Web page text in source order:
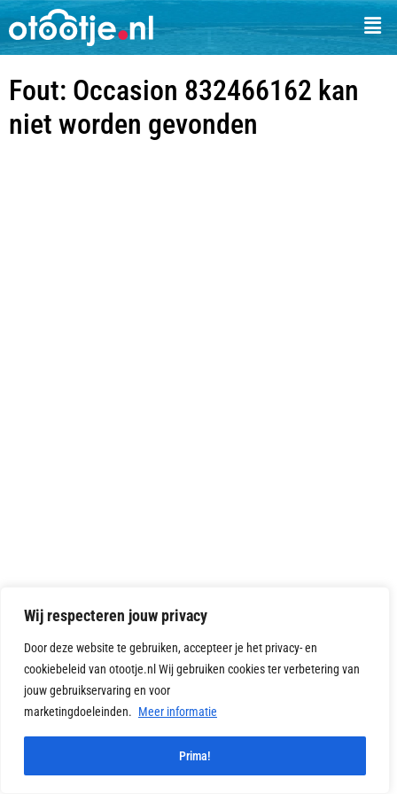
Wij respecteren jouw privacy
Door deze website te gebruiken, accepteer je het privacy- en
cookiebeleid van otootje.nl Wij gebruiken cookies ter verbetering van
jouw gebruikservaring en voor
marketingdoeleinden. Meer informatie
Prima!
Fout: Occasion 832466162 kan
niet worden gevonden